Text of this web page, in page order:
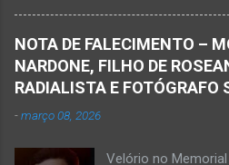
Pereira Alves
foto em que
em Mato Verde,
afogar e depois vir
NOTA DE FALECIMENTO –
NARDONE, FILHO DE
RADIALISTA E FOTÓGRAFO
-março 08, 2026
Velório no